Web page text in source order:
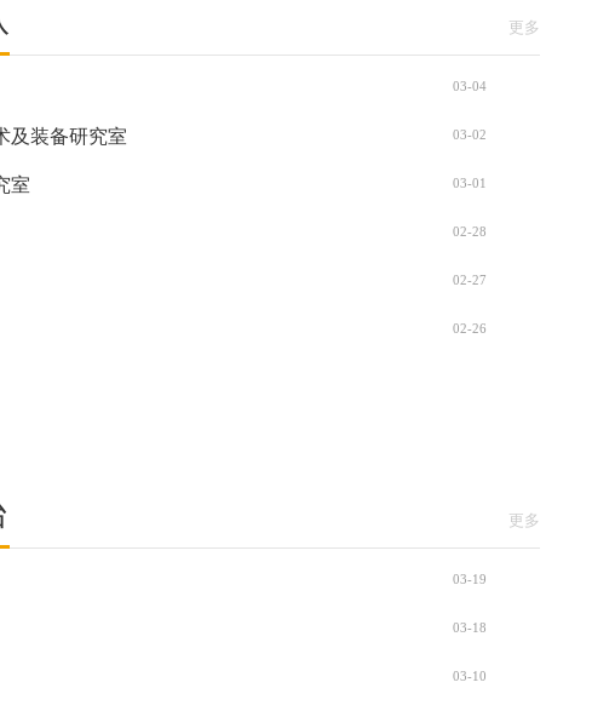
更多
03-04
及装备研究室 03-02
室 03-01
02-28
02-27
02-26
更多
03-19
03-18
03-10